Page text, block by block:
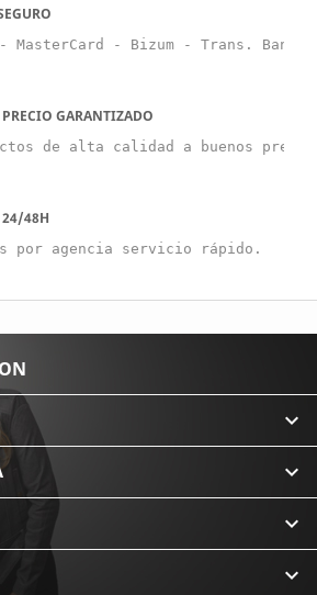
MasterCard - Bizum - Trans.
PRECIO GARANTIZADO
de alta calidad a buenos
48H
por agencia servicio rápido.



